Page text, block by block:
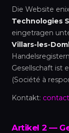
Die Website
Technologies
eingetragen
Villars-les-
Gesellschaft ist
(Société à
Kontakt:
Artikel 2 —